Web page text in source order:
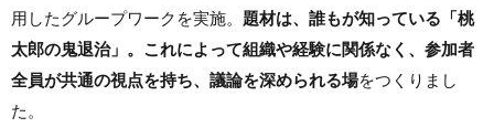
用したグループワークを実施。 題材は、誰もが知っている「桃
太郎の鬼退治」。これによって組織や経験に関係なく、参加者
全員が共通の視点を持ち、議論を深められる場をつくりまし
た。